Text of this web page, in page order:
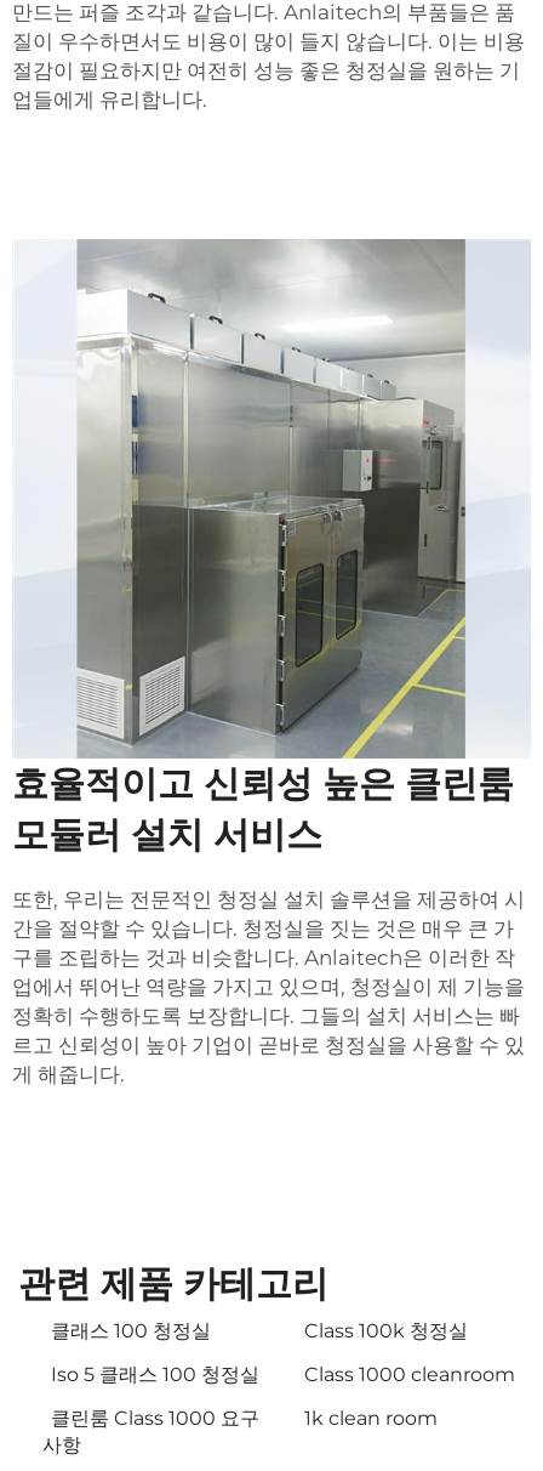
만드는 퍼즐 조각과 같습니다. Anlaitech의 부품들은 품
질이 우수하면서도 비용이 많이 들지 않습니다. 이는 비용
절감이 필요하지만 여전히 성능 좋은 청정실을 원하는 기
업들에게 유리합니다.
효율적이고 신뢰성 높은 클린룸
모듈러 설치 서비스
또한, 우리는 전문적인 청정실 설치 솔루션을 제공하여 시
간을 절약할 수 있습니다. 청정실을 짓는 것은 매우 큰 가
구를 조립하는 것과 비슷합니다. Anlaitech은 이러한 작
업에서 뛰어난 역량을 가지고 있으며, 청정실이 제 기능을
정확히 수행하도록 보장합니다. 그들의 설치 서비스는 빠
르고 신뢰성이 높아 기업이 곧바로 청정실을 사용할 수 있
게 해줍니다.
관련 제품 카테고리
클래스 100 청정실
Class 100k 청정실
Iso 5 클래스 100 청정실
Class 1000 cleanroom
클린룸 Class 1000 요구
사항
1k clean room